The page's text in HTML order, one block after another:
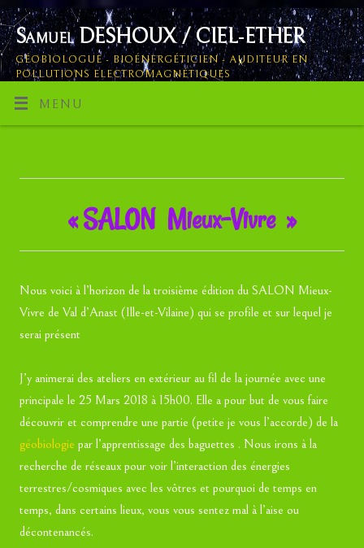
Samuel DESHOUX / CIEL-ETHER
GÉOBIOLOGUE - BIOÉNERGÉTICIEN - AUDITEUR EN
POLLUTIONS ELECTROMAGNÉTIQUES
MENU
« SALON Mieux-Vivre »
Nous voici à l’horizon de la troisième édition du SALON Mieux-
Vivre de Val d’Anast (Ille-et-Vilaine) qui se profile et sur lequel je
serai présent
J’y animerai des ateliers en extérieur au fil de la journée avec une
principale le 25 Mars 2018 à 15h00. Elle a pour but de vous faire
découvrir et comprendre une partie (petite je vous l’accorde) de la
géobiologie par l’apprentissage des baguettes . Nous irons à la
recherche de réseaux pour voir l’interaction des énergies
terrestres/cosmiques avec les vôtres et pourquoi de temps en
temps, dans certains lieux, vous vous sentez mal à l’aise ou
décontenancés.